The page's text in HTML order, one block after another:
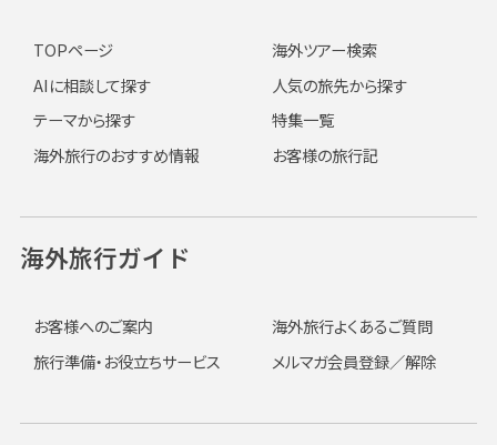
TOPページ
海外ツアー検索
AIに相談して探す
人気の旅先から探す
テーマから探す
特集一覧
海外旅行のおすすめ情報
お客様の旅行記
海外旅行ガイド
お客様へのご案内
海外旅行よくあるご質問
旅行準備・お役立ちサービス
メルマガ会員登録／解除